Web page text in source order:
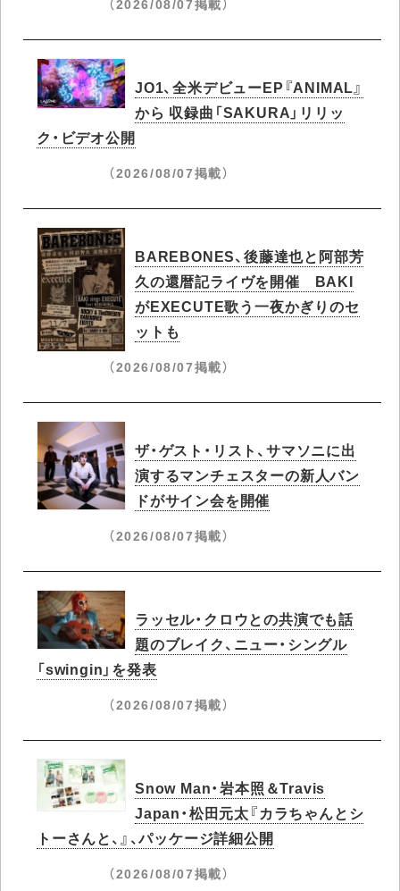
（2026/08/07掲載）
JO1、全米デビューEP『ANIMAL』
から 収録曲「SAKURA」リリッ
ク・ビデオ公開
（2026/08/07掲載）
BAREBONES、後藤達也と阿部芳
久の還暦記ライヴを開催 BAKI
がEXECUTE歌う一夜かぎりのセ
ットも
（2026/08/07掲載）
ザ・ゲスト・リスト、サマソニに出
演するマンチェスターの新人バン
ドがサイン会を開催
（2026/08/07掲載）
ラッセル・クロウとの共演でも話
題のブレイク、ニュー・シングル
「swingin」を発表
（2026/08/07掲載）
Snow Man・岩本照＆Travis
Japan・松田元太『カラちゃんとシ
トーさんと、』、パッケージ詳細公開
（2026/08/07掲載）